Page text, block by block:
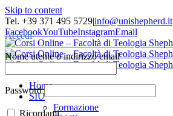
Skip to content
Tel. +39 371 495 5729|info@unishepherd.it
FacebookYouTubeInstagramEmail
Home
SIU
Formazione
Accedi
Nome utente o indirizzo email
Password
Ricordami